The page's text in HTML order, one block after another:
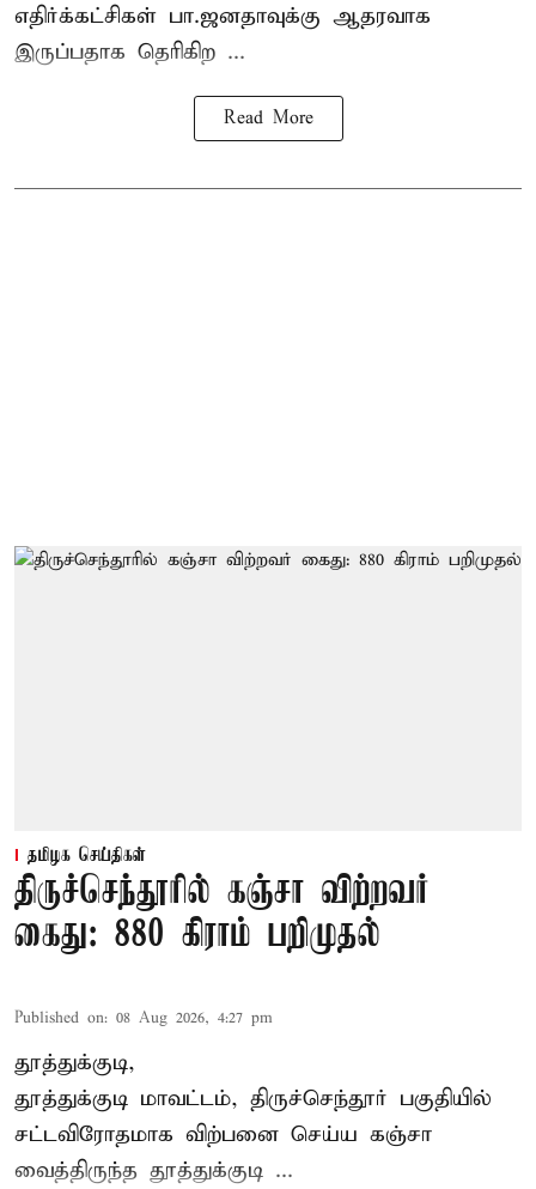
எதிர்க்கட்சிகள் பா.ஜனதாவுக்கு ஆதரவாக
இருப்பதாக தெரிகிற ...
Read More
தமிழக செய்திகள்
திருச்செந்தூரில் கஞ்சா விற்றவர்
கைது: 880 கிராம் பறிமுதல்
Published on: 08 Aug 2026, 4:27 pm
தூத்துக்குடி,
தூத்துக்குடி மாவட்டம், திருச்செந்தூர் பகுதியில்
சட்டவிரோதமாக விற்பனை செய்ய கஞ்சா
வைத்திருந்த தூத்துக்குடி ...